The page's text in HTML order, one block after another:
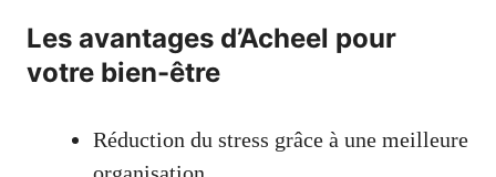
Les avantages d’Acheel pour
votre bien-être
Réduction du stress grâce à une meilleure